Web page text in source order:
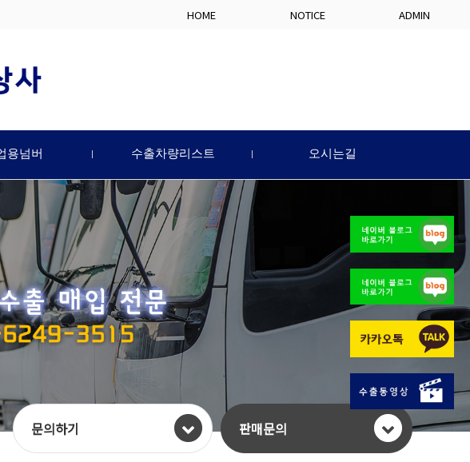
HOME NOTICE ADMIN
용넘버 수출차량리스트 오시는길
문의하기 판매문의